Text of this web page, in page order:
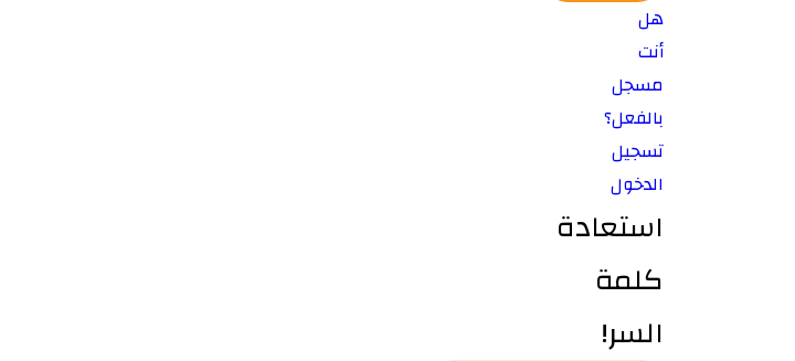
هل
أنت
مسجل
بالفعل؟
تسجيل
الدخول
استعادة
كلمة
السر!